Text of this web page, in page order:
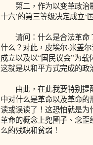
第二，作为以变革政治制
十六’的第三等级决定成立‘
请问：什么是合法革命
什么？对此，皮埃尔·米盖
成立以及以“国民议会”为
这就是以和平方式完成的政
由此，在此我要特别提醒
中对什么是革命以及革命
读或误读了！这恐怕就是
革命的概念上兜圈子、念
么的残缺和贫弱！